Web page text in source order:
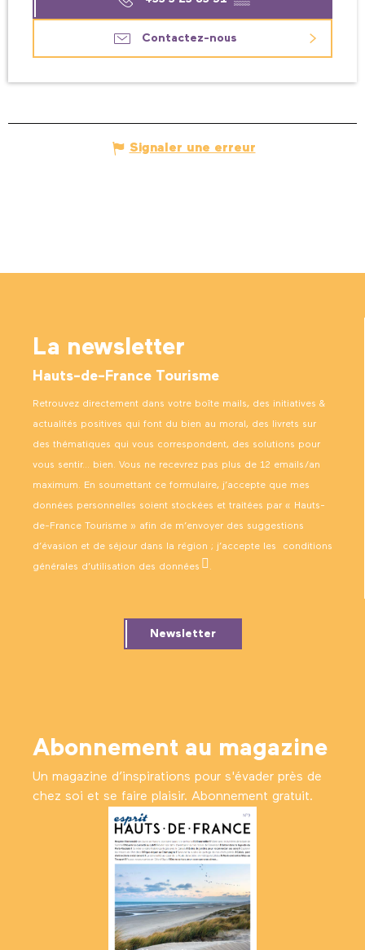
Contactez-nous
Signaler une erreur
La newsletter
Hauts-de-France Tourisme
Retrouvez directement dans votre boîte mails, des initiatives &
actualités positives qui font du bien au moral, des livrets sur
des thématiques qui vous correspondent, des solutions pour
vous sentir… bien. Vous ne recevrez pas plus de 12 emails/an
maximum. En soumettant ce formulaire, j’accepte que mes
données personnelles soient stockées et traitées par « Hauts-
de-France Tourisme » afin de m’envoyer des suggestions
d’évasion et de séjour dans la région ; j’accepte les conditions
générales d’utilisation des données .
Newsletter
Abonnement au magazine
Un magazine d’inspirations pour s'évader près de
chez soi et se faire plaisir. Abonnement gratuit.